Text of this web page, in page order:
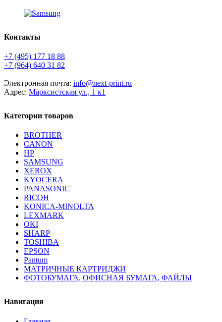
Контакты
+7 (495) 177 18 88
+7 (964) 640 31 82
Электронная почта: info@next-print.ru
Адрес: Марксистская ул., 1 к1
Категории товаров
BROTHER
CANON
HP
SAMSUNG
XEROX
KYOCERA
PANASONIC
RICOH
KONICA-MINOLTA
LEXMARK
OKI
SHARP
TOSHIBA
EPSON
Pantum
МАТРИЧНЫЕ КАРТРИДЖИ
ФОТОБУМАГА, ОФИСНАЯ БУМАГА, ФАЙЛЫ
Навигация